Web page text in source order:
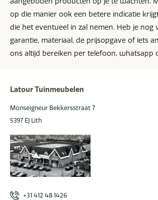
op die manier ook een betere indicatie
die het eventueel in zal nemen. Heb je nog
garantie, materiaal, de prijsopgave of iets
ons altijd bereiken per telefoon, whatsapp
Latour Tuinmeubelen
Monseigneur Bekkersstraat 7
5397 EJ Lith
+31 412 48 1426